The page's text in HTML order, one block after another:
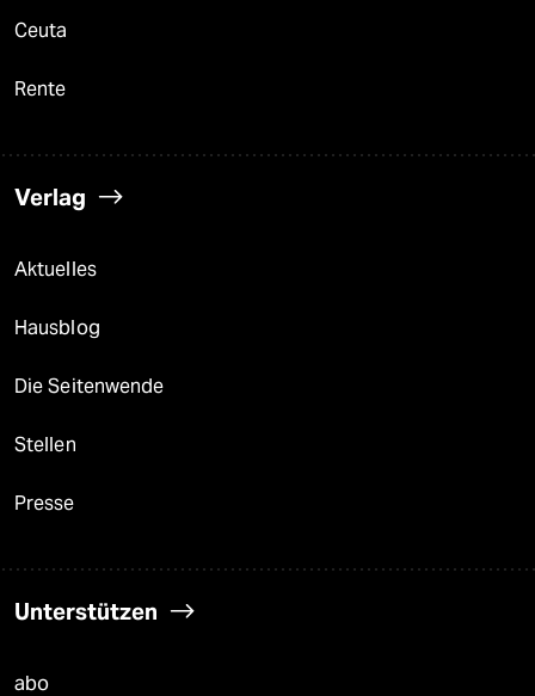
Ceuta
Rente
Verlag
Aktuelles
Hausblog
Die Seitenwende
Stellen
Presse
Unterstützen
abo